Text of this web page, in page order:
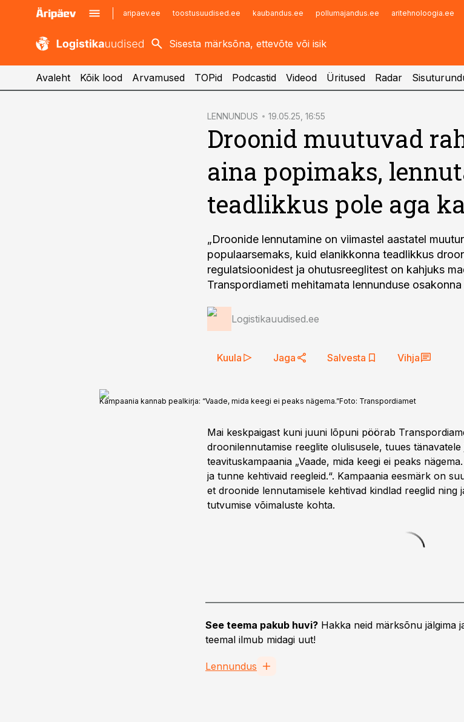
aripaev.ee toostusuudised.ee kaubandus.ee pollumajandus.ee aritehnoloogia.ee
kaubandus.ee
kinnisvarauudised.ee
imelineajalugu.ee
Infopank
Avaleht Kõik lood Arvamused TOPid Podcastid Videod Üritused Radar
LENNUNDUS 19.05.25, 16:55
Droonid muutuvad
aina popimaks,
teadlikkus pole aga
„Droonide lennutamine on viimastel aastatel
populaarsemaks, kuid elanikkonna teadlikkus
regulatsioonidest ja ohutusreeglitest on kahjuks
Transpordiameti mehitamata lennunduse
Logistikauudised.ee
Kuula Jaga Salvesta Vihja
Kampaania kannab pealkirja: “Vaade, mida keegi ei peaks nägema.”Foto: Transpordiamet
Mai keskpaigast kuni juuni lõpuni pöörab
droonilennutamise reeglite olulisusele, tuues tänavatele
teavituskampaania „Vaade, mida keegi ei peaks
ja tunne kehtivaid reegleid.“. Kampaania eesmärk on
et droonide lennutamisele kehtivad kindlad reeglid ning
tutvumise võimaluste kohta.
See teema pakub huvi? Hakka neid märksõnu jälgima
teemal ilmub midagi uut!
Lennundus